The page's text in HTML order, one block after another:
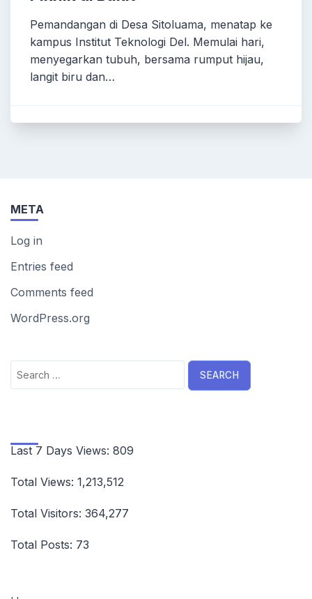
Pemandangan di Desa Sitoluama, menatap ke
kampus Institut Teknologi Del. Memulai hari,
menyegarkan tubuh, bersama rumput hijau,
langit biru dan…
META
Log in
Entries feed
Comments feed
WordPress.org
Search
for:
Last 7 Days Views: 809
Total Views: 1,213,512
Total Visitors: 364,277
Total Posts: 73